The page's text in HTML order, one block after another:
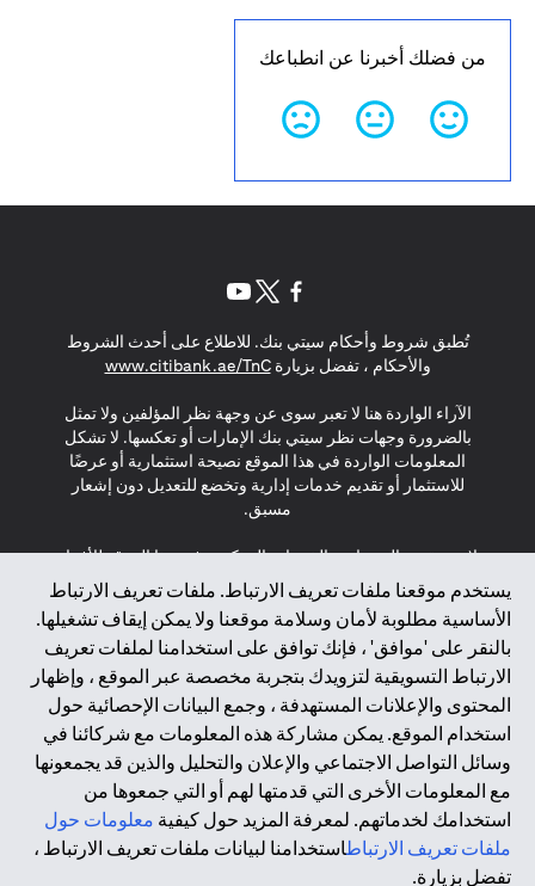
من فضلك أخبرنا عن انطباعك
يستخدم موقعنا ملفات تعريف الارتباط. ملفات تعريف الارتباط
الأساسية مطلوبة لأمان وسلامة موقعنا ولا يمكن إيقاف تشغيلها.
بالنقر على 'موافق' ، فإنك توافق على استخدامنا لملفات تعريف
الارتباط التسويقية لتزويدك بتجربة مخصصة عبر الموقع ، وإظهار
المحتوى والإعلانات المستهدفة ، وجمع البيانات الإحصائية حول
استخدام الموقع. يمكن مشاركة هذه المعلومات مع شركائنا في
وسائل التواصل الاجتماعي والإعلان والتحليل والذين قد يجمعونها
مع المعلومات الأخرى التي قدمتها لهم أو التي جمعوها من
استخدامك لخدماتهم. لمعرفة المزيد حول كيفية معلومات حول
ملفات تعريف الارتباطاستخدامنا لبيانات ملفات تعريف الارتباط ،
تفضل بزيارة.
تُطبق شروط وأحكام سيتي بنك. للاطلاع على أحدث الشروط
والأحكام ، تفضل بزيارةwww.citibank.ae/TnC
(opens in a new tab)
الآراء الواردة هنا لا تعبر سوى عن وجهة نظر المؤلفين ولا تمثل
بالضرورة وجهات نظر سيتي بنك الإمارات أو تعكسها. لا تشكل
المعلومات الواردة في هذا الموقع نصيحة استثمارية أو عرضًا
للاستثمار أو تقديم خدمات إدارية وتخضع للتعديل دون إشعار
مسبق.
لا يتم تقديم المنتجات والخدمات المذكورة في هذا الموقع للأفراد
المقيمين في الاتحاد الأوروبي أو المنطقة الاقتصادية الأوروبية أو
سويسرا أو غيرنسي أو جيرسي أو موناكو أو سان مارينو أو
الفاتيكان أو جزيرة مان أو المملكة المتحدة أو خصوصية البيانات
(لائحة حماية البيانات العامة \ قانون حماية البيانات الشخصية
العامة \ قانون خصوصية نيوزيلندا). المحتوى الموجود في هذه
الصفحة ليس ولا ينبغي تفسيره على أنه عرض أو دعوة أو دعوة
لشراء أو بيع أي من المنتجات والخدمات المذكورة هنا لمثل هؤلاء
الأفراد.
*GDPR – اللائحة العامة لحماية البيانات؛ * LGPD – Lei Geral de
Proteção de Dados Pessoais ; *NZPA – قانون الخصوصية
النيوزيلندي